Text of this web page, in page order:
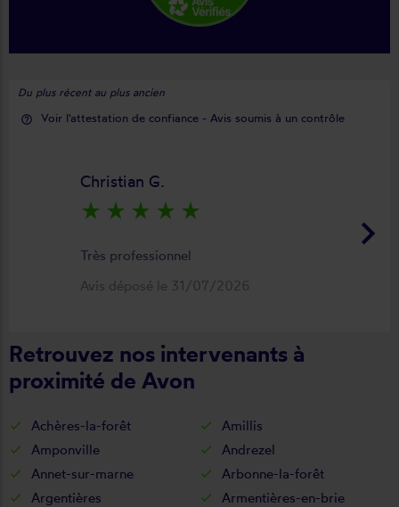
Du plus récent au plus ancien
help_outline Voir l'attestation de confiance - Avis soumis à un contrôle
keyboard_arrow_right
Christian G.
star_rate star_rate star_rate star_rate star_rate
Très professionnel
Avis déposé le 31/07/2026
Retrouvez nos intervenants à
proximité de Avon
Achères-la-forêt
Amillis
Amponville
Andrezel
Annet-sur-marne
Arbonne-la-forêt
Argentières
Armentières-en-brie